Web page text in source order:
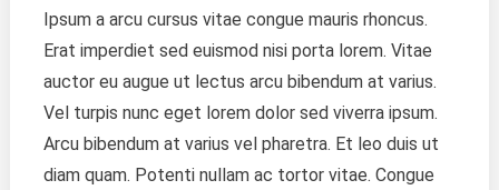
Ipsum a arcu cursus vitae congue mauris rhoncus.
Erat imperdiet sed euismod nisi porta lorem. Vitae
auctor eu augue ut lectus arcu bibendum at varius.
Vel turpis nunc eget lorem dolor sed viverra ipsum.
Arcu bibendum at varius vel pharetra. Et leo duis ut
diam quam. Potenti nullam ac tortor vitae. Congue